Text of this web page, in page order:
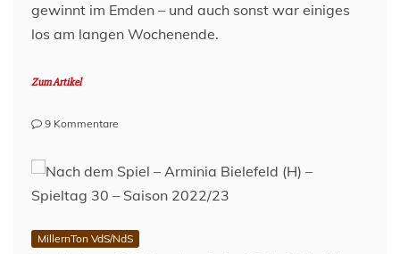
gewinnt im Emden – und auch sonst war einiges
los am langen Wochenende.
Zum Artikel
9 Kommentare
Millerntor
–
Mai
2023
MillernTon VdS/NdS